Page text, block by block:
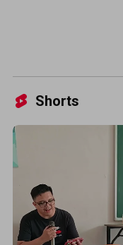
Shorts